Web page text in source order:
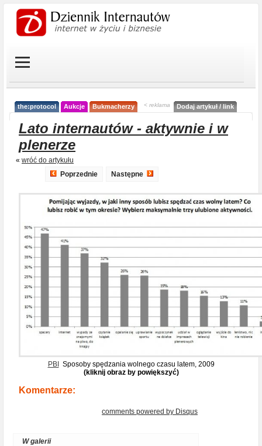
the:protocol Aukcje Bukmacherzy < reklama Dodaj artykuł / link
Lato internautów - aktywnie i w
plenerze
« wróć do artykułu
Poprzednie
Następne
PBISposoby spędzania wolnego czasu latem, 2009
(kliknij obraz by powiększyć)
Komentarze:
comments powered by Disqus
W galerii